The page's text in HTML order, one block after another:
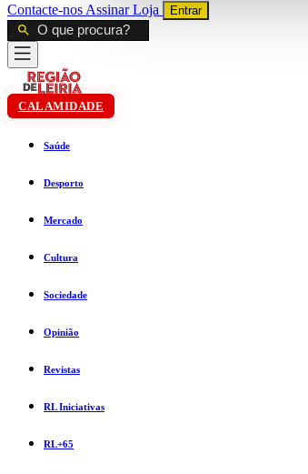
Contacte-nos AssinarLoja Entrar
CALAMIDADE
Saúde
Desporto
Mercado
Cultura
Sociedade
Opinião
Revistas
RL Iniciativas
RL+65